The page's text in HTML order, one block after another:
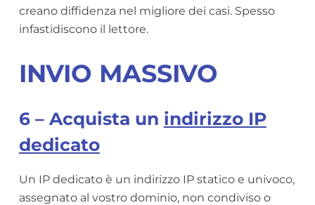
creano diffidenza nel migliore dei casi. Spesso
infastidiscono il lettore.
INVIO MASSIVO
6 – Acquista un indirizzo IP
dedicato
Un IP dedicato è un indirizzo IP statico e univoco,
assegnato al vostro dominio, non condiviso o